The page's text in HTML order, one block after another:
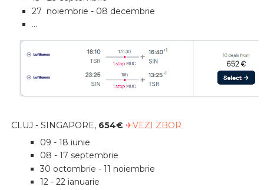
27 noiembrie - 08 decembrie
...
CLUJ - SINGAPORE,654€ ✈VEZI ZBOR
09 - 18 iunie
08 - 17 septembrie
30 octombrie - 11 noiembrie
12 - 22 ianuarie